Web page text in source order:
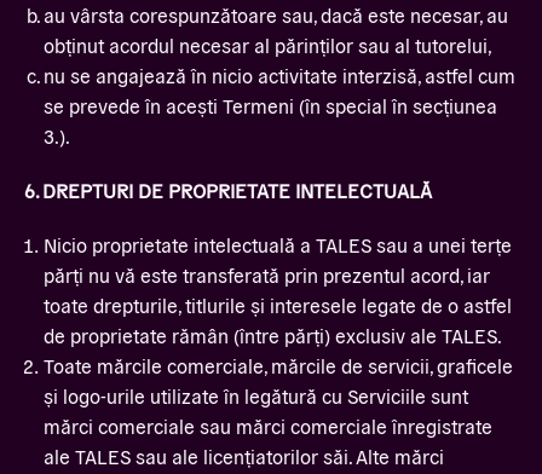
au vârsta corespunzătoare sau, dacă este necesar, au
obținut acordul necesar al părinților sau al tutorelui,
nu se angajează în nicio activitate interzisă, astfel cum
se prevede în acești Termeni (în special în secțiunea
3.).
6. DREPTURI DE PROPRIETATE INTELECTUALĂ
Nicio proprietate intelectuală a TALES sau a unei terțe
părți nu vă este transferată prin prezentul acord, iar
toate drepturile, titlurile și interesele legate de o astfel
de proprietate rămân (între părți) exclusiv ale TALES.
Toate mărcile comerciale, mărcile de servicii, graficele
și logo-urile utilizate în legătură cu Serviciile sunt
mărci comerciale sau mărci comerciale înregistrate
ale TALES sau ale licențiatorilor săi. Alte mărci